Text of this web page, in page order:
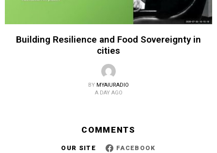
Building Resilience and Food Sovereignty in
cities
BY MYAIURADIO
A DAY AGO
COMMENTS
OUR SITE FACEBOOK